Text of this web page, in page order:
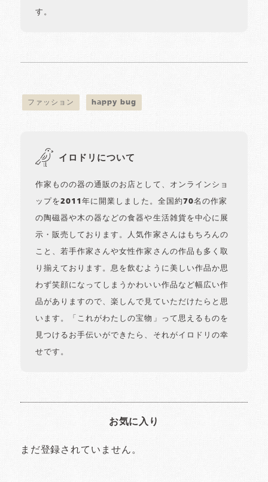
す。
ファッション happy bug
イロドリについて
作家ものの器の通販のお店として、オンラインショ
ップを2011年に開業しました。全国約70名の作家
の陶磁器や木の器などの食器や生活雑貨を中心に展
示・販売しております。人気作家さんはもちろんの
こと、若手作家さんや女性作家さんの作品も多く取
り揃えております。息を飲むように美しい作品か思
わず笑顔になってしまうかわいい作品など幅広い作
品がありますので、楽しんで見ていただけたらと思
います。「これがわたしの宝物」って思えるものを
見つけるお手伝いができたら、それがイロドリの幸
せです。
お気に入り
まだ登録されていません。